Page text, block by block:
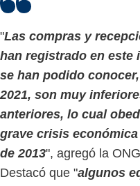
"Las compras y
han registrado en este
se han podido
2021, son muy
anteriores, lo cual
grave crisis
de 2013", agregó la
Destacó que "algunos